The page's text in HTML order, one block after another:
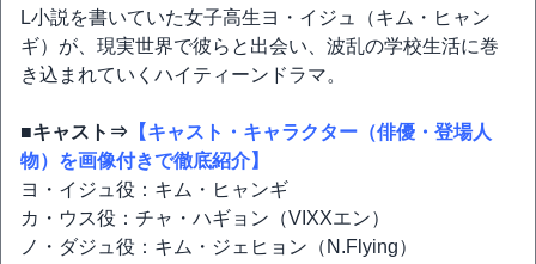
L小説を書いていた女子高生ヨ・イジュ（キム・ヒャン
ギ）が、現実世界で彼らと出会い、波乱の学校生活に巻
き込まれていくハイティーンドラマ。
■キャスト⇒ 【キャスト・キャラクター（俳優・登場人
物）を画像付きで徹底紹介】
ヨ・イジュ役：キム・ヒャンギ
カ・ウス役：チャ・ハギョン（VIXXエン）
ノ・ダジュ役：キム・ジェヒョン（N.Flying）